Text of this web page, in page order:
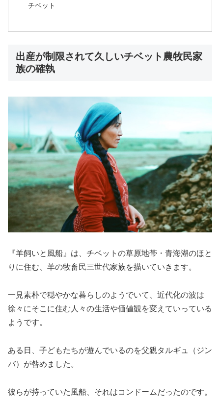
チベット
出産が制限されて久しいチベット農牧民家
族の確執
『羊飼いと風船』は、チベットの草原地帯・青海湖のほと
りに住む、羊の牧畜民三世代家族を描いていきます。
一見素朴で穏やかな暮らしのようでいて、近代化の波は
徐々にそこに住む人々の生活や価値観を変えていっている
ようです。
ある日、子どもたちが遊んでいるのを父親タルギュ（ジン
バ）が咎めました。
彼らが持っていた風船、それはコンドームだったのです。